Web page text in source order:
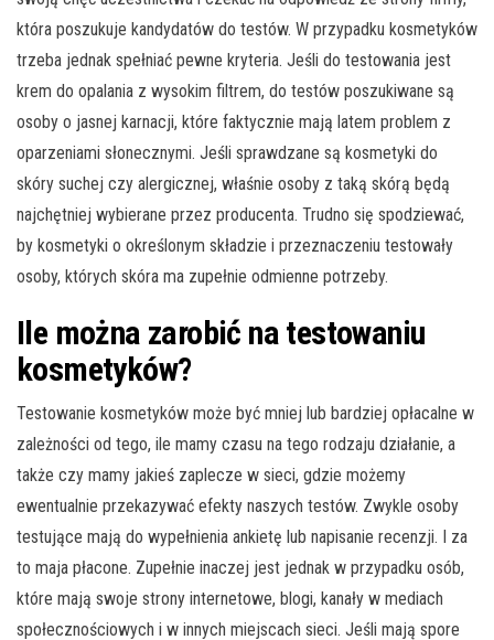
która poszukuje kandydatów do testów. W przypadku kosmetyków
trzeba jednak spełniać pewne kryteria. Jeśli do testowania jest
krem do opalania z wysokim filtrem, do testów poszukiwane są
osoby o jasnej karnacji, które faktycznie mają latem problem z
oparzeniami słonecznymi. Jeśli sprawdzane są kosmetyki do
skóry suchej czy alergicznej, właśnie osoby z taką skórą będą
najchętniej wybierane przez producenta. Trudno się spodziewać,
by kosmetyki o określonym składzie i przeznaczeniu testowały
osoby, których skóra ma zupełnie odmienne potrzeby.
Ile można zarobić na testowaniu
kosmetyków?
Testowanie kosmetyków może być mniej lub bardziej opłacalne w
zależności od tego, ile mamy czasu na tego rodzaju działanie, a
także czy mamy jakieś zaplecze w sieci, gdzie możemy
ewentualnie przekazywać efekty naszych testów. Zwykle osoby
testujące mają do wypełnienia ankietę lub napisanie recenzji. I za
to maja płacone. Zupełnie inaczej jest jednak w przypadku osób,
które mają swoje strony internetowe, blogi, kanały w mediach
społecznościowych i w innych miejscach sieci. Jeśli mają spore